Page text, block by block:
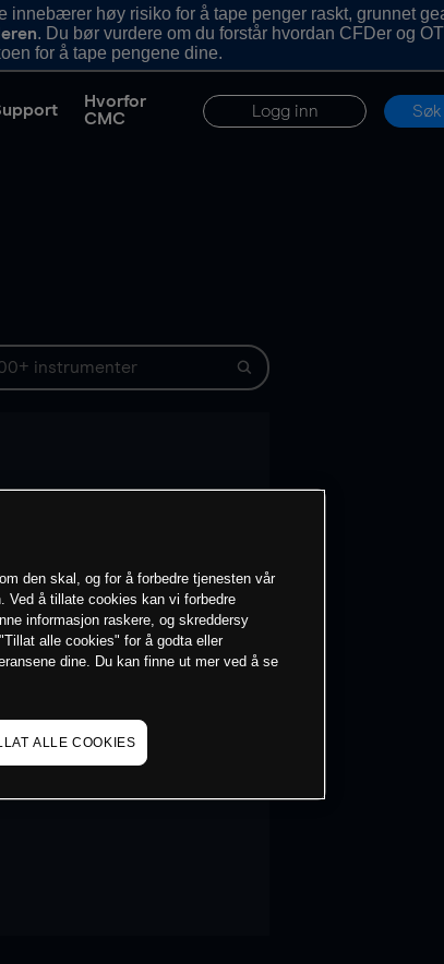
innebærer høy risiko for å tape penger raskt, grunnet
. Du bør vurdere om du forstår hvordan CFDer og
for å tape pengene dine.
Hvorfor
CMC
Logg inn
den skal, og for å forbedre tjenesten vår
Ved å tillate cookies kan vi forbedre
informasjon raskere, og skreddersy
alle cookies" for å godta eller
dine. Du kan finne ut mer ved å se
ALLE COOKIES